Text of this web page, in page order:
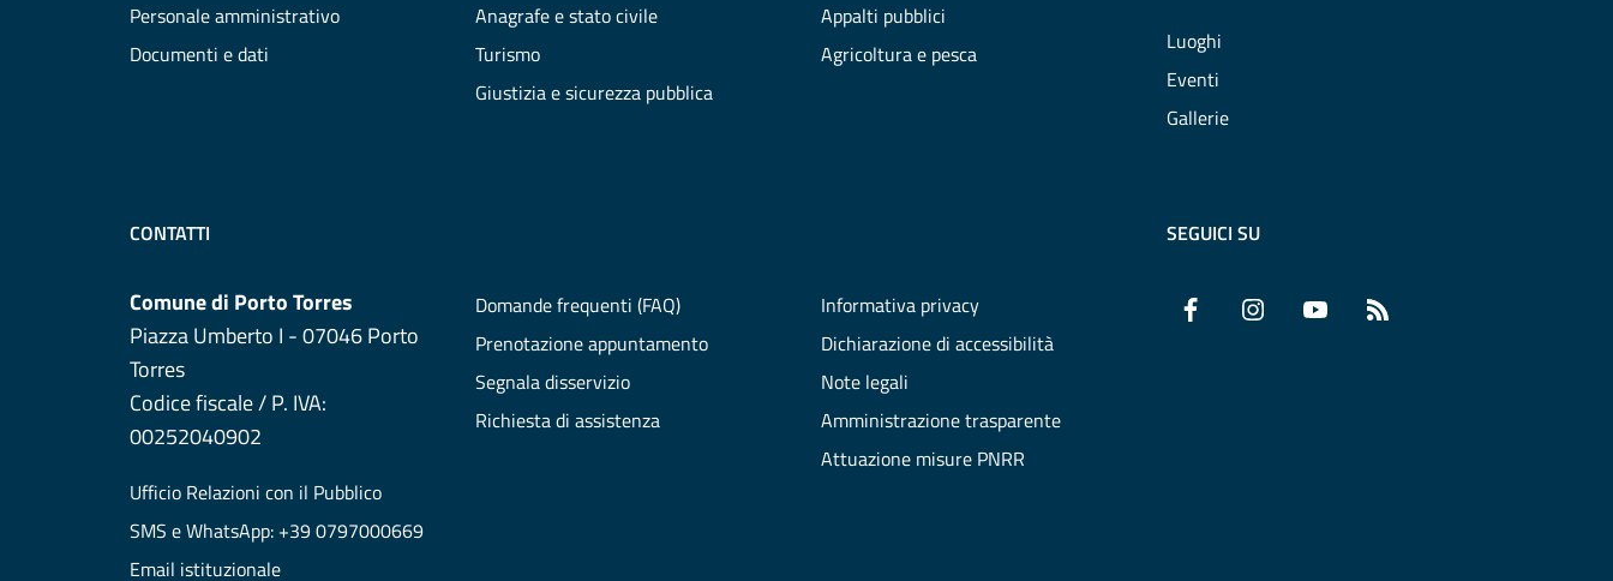
Personale amministrativo
Documenti e dati
Anagrafe e stato civile
Turismo
Giustizia e sicurezza pubblica
Appalti pubblici
Agricoltura e pesca
Luoghi
Eventi
Gallerie
CONTATTI
Comune di Porto Torres
Piazza Umberto I - 07046 Porto
Torres
Codice fiscale / P. IVA:
00252040902
Ufficio Relazioni con il Pubblico
SMS e WhatsApp: +39 0797000669
Email istituzionale
Domande frequenti (FAQ)
Prenotazione appuntamento
Segnala disservizio
Richiesta di assistenza
Informativa privacy
Dichiarazione di accessibilità
Note legali
Amministrazione trasparente
Attuazione misure PNRR
SEGUICI SU
Facebook InstagramYouTube